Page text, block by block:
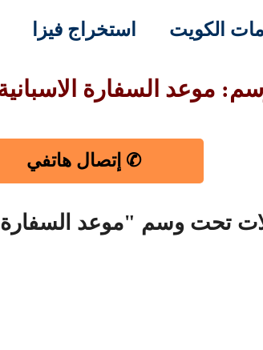
الكويت استخراج فيزا
موعد السفارة
✆ إتصال هاتفي
تحت وسم "موعد السفارة